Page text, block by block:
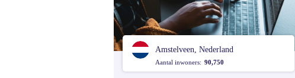
Amstelveen, Nederland
Aantal inwoners: 90,750